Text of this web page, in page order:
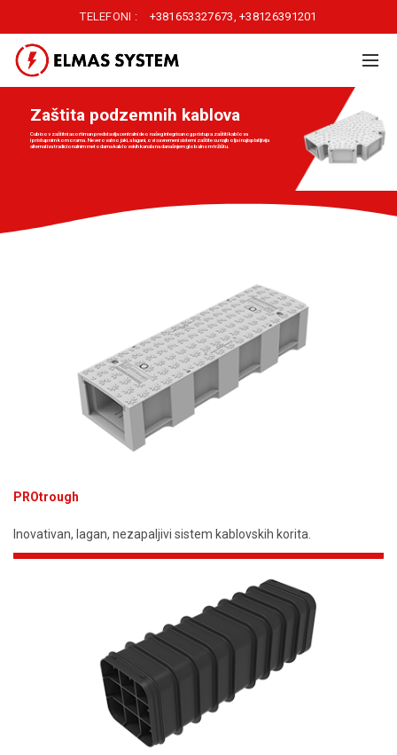
TELEFONI : +381653327673,+38126391201
Zaštita podzemnih kablova
Cubisov zaštitni asortiman predstavlja centralni deo našeg integrisanog pristupa zaštiti kablova
i pristupnim komorama. Neverovatno jaki, a lagani, ovi savremeni sistemi zaštite su najbolja i najisplatljivija
alternativa tradicionalnim metodama kablovskih kanala na današnjem globalnom tržištu.
PROtrough
Inovativan, lagan, nezapaljivi sistem kablovskih korita.